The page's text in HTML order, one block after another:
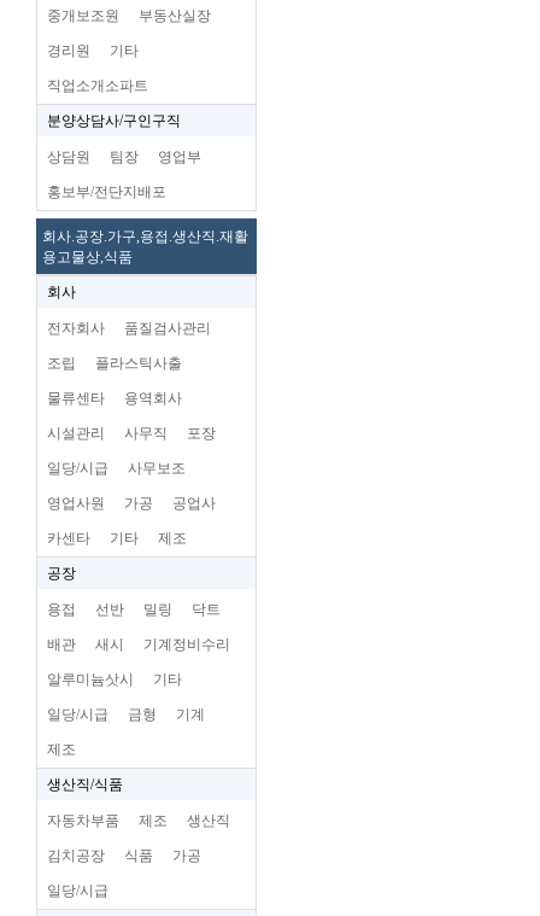
중개보조원 부동산실장
경리원 기타
직업소개소파트
분양상담사/구인구직
상담원 팀장 영업부
홍보부/전단지배포
회사.공장.가구,용접.생산직.재활
용고물상,식품
회사
전자회사 품질검사관리
조립 플라스틱사출
물류센타 용역회사
시설관리 사무직 포장
일당/시급 사무보조
영업사원 가공 공업사
카센타 기타 제조
공장
용접 선반 밀링 닥트
배관 새시 기계정비수리
알루미늄삿시 기타
일당/시급 금형 기계
제조
생산직/식품
자동차부품 제조 생산직
김치공장 식품 가공
일당/시급